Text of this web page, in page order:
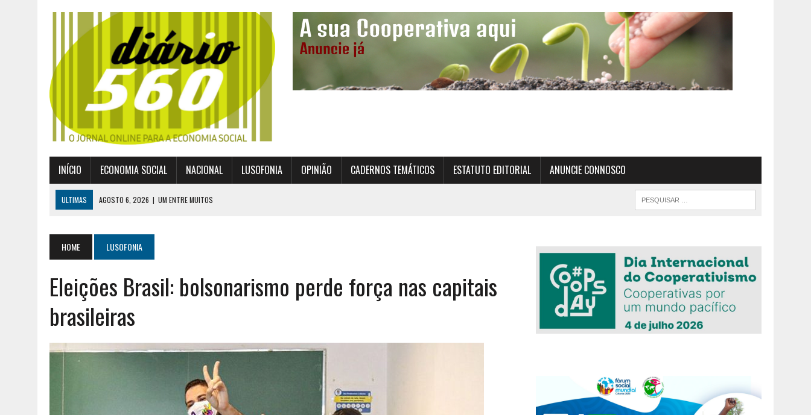
INÍCIO ECONOMIA SOCIAL NACIONAL LUSOFONIA OPINIÃO CADERNOS TEMÁTICOS ESTATUTO EDITORIAL ANUNCIE CONNOSCO
ULTIMAS AGOSTO 6, 2026 | UM ENTRE MUITOS
JULHO 30, 2026 | CASES DIVULGA ÚLTIMOS NÚMEROS DA DIGITALIZAÇÃO DAS COOPERATIVAS CREDENCIADAS
AGOSTO 8, 2026
EXPROPRIAÇÕES MUNICIPAIS: GRANDES PODERES EXIGEM GRANDES RESPONSABILIDADES
HOME LUSOFONIA
Eleições Brasil: bolsonarismo perde força nas capitais
brasileiras